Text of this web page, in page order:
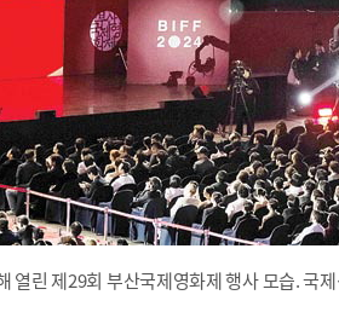
열린 제29회 부산국제영화제 행사 모습. 국